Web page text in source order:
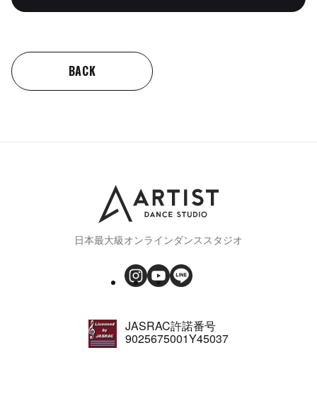
BACK
日本最大級オンラインダンススタジオ
JASRAC許諾番号
9025675001Y45037